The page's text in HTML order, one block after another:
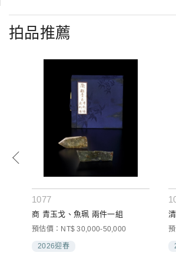
拍品推薦
1077
商 青玉戈、魚珮 兩件一組
預估價：NT$ 30,000-50,000
2026迎春